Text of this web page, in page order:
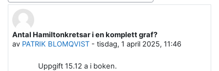
Antal Hamiltonkretsar i en komplett graf?
av PATRIK BLOMQVIST - tisdag, 1 april 2025, 11:46
Antal svar: 2
Uppgift 15.12 a i boken.